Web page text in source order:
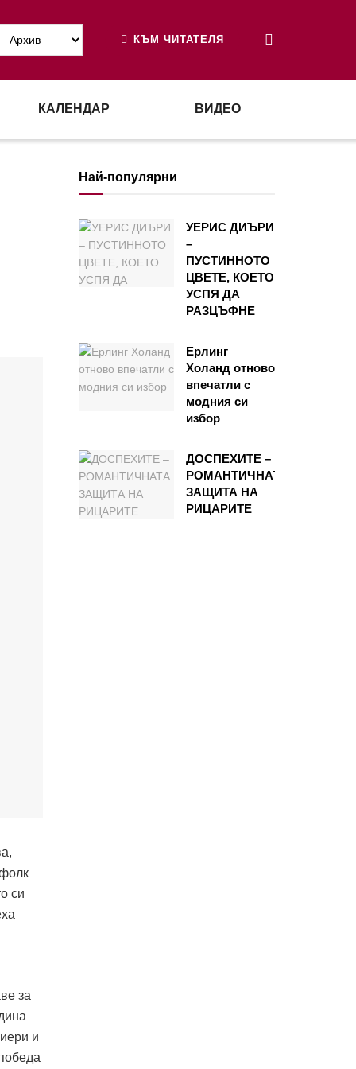
КЪМ ЧИТАТЕЛЯ
КАЛЕНДАР ВИДЕО
си
за
и
Най-популярни
УЕРИС ДИЪРИ
–
ПУСТИННОТО
ЦВЕТЕ, КОЕТО
УСПЯ ДА
РАЗЦЪФНЕ
Ерлинг
Холанд отново
впечатли с
модния си
избор
ДОСПЕХИТЕ –
РОМАНТИЧНАТА
ЗАЩИТА НА
РИЦАРИТЕ